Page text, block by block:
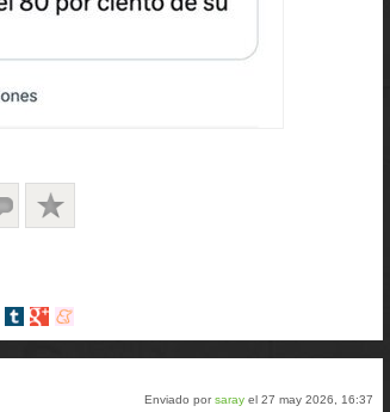
Compartir
Compartir
Compartir
Enviado porsaray el 27 may 2026, 16:37